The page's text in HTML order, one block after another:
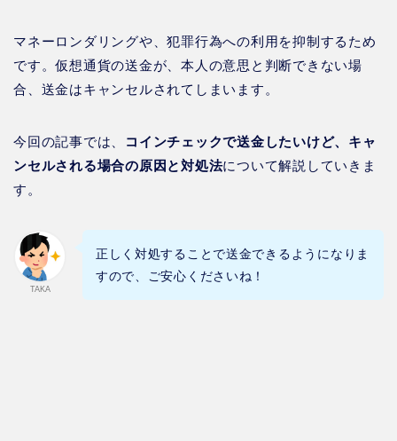
マネーロンダリングや、犯罪行為への利用を抑制するため
です。仮想通貨の送金が、本人の意思と判断できない場
合、送金はキャンセルされてしまいます。
今回の記事では、
コインチェックで送金したいけど、キャ
ンセルされる場合の原因と対処法について解説していきま
す。
TAKA
正しく対処することで送金できるようになりま
すので、ご安心くださいね！